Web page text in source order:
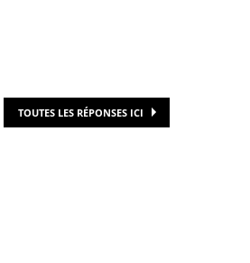
TOUTES LES RÉPONSES ICI